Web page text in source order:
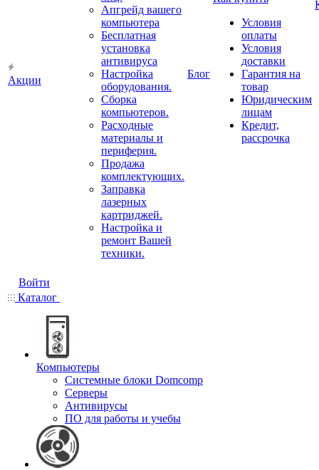
Акции
Апгрейд вашего
компьютера
Бесплатная
установка
антивируса
Настройка
оборудования.
Сборка
компьютеров.
Расходные
материалы и
периферия.
Продажа
комплектующих.
Заправка
лазерных
картриджей.
Настройка и
ремонт Вашей
техники.
Блог
Условия
оплаты
Условия
доставки
Гарантия на
товар
Юридическим
лицам
Кредит,
рассрочка
Войти
Каталог
Компьютеры
Системные блоки Domcomp
Серверы
Антивирусы
ПО для работы и учебы